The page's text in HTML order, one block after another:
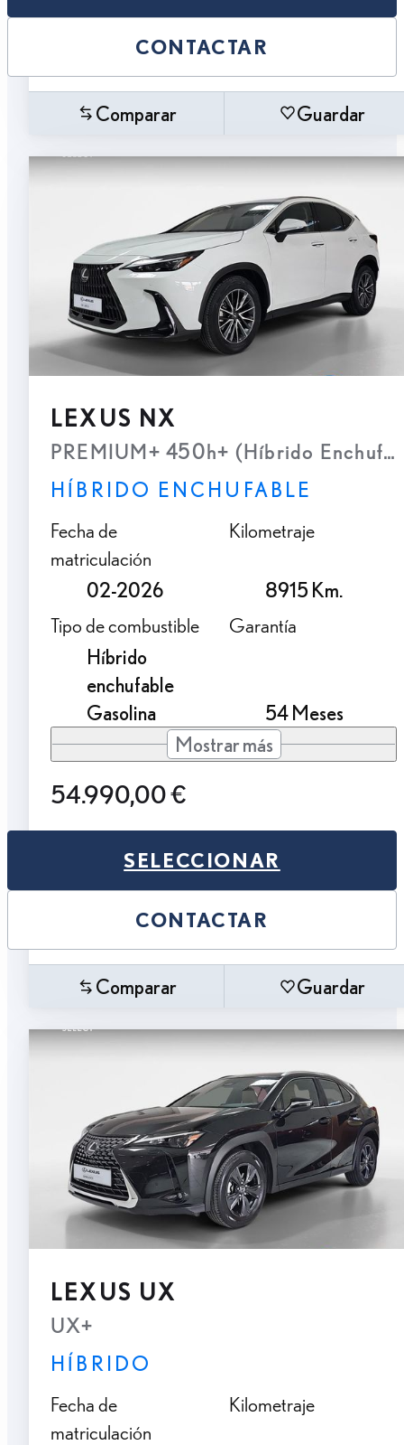
CONTACTAR
Comparar Guardar
LEXUS NX
PREMIUM+ 450h+ (Híbrido
HÍBRIDO ENCHUFABLE
Fecha de
matriculación
02-2026
Kilometraje
8915 Km.
Tipo de combustible
Híbrido
enchufable
Gasolina
Garantía
54 Meses
Mostrar más
54.990,00 €
SELECCIONAR
CONTACTAR
Comparar Guardar
LEXUS UX
UX+
HÍBRIDO
Fecha de
matriculación
Kilometraje